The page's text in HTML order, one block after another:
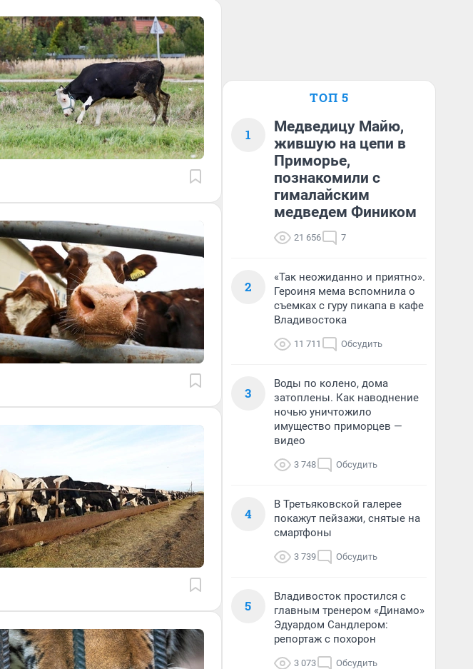
ТОП 5
1
Медведицу Майю,
жившую на цепи в
Приморье,
познакомили с
гималайским
медведем Фиником
21 656 7
2
«Так неожиданно и приятно».
Героиня мема вспомнила о
съемках с гуру пикапа в кафе
Владивостока
11 711 Обсудить
3
Воды по колено, дома
затоплены. Как наводнение
ночью уничтожило
имущество приморцев —
видео
3 748 Обсудить
4
В Третьяковской галерее
покажут пейзажи, снятые на
смартфоны
3 739 Обсудить
5
Владивосток простился с
главным тренером «Динамо»
Эдуардом Сандлером:
репортаж с похорон
3 073 Обсудить